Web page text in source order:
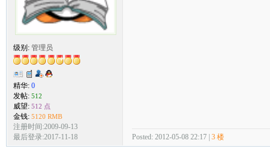
级别: 管理员
精华: 0
发帖: 512
威望: 512 点
金钱: 5120 RMB
注册时间:2009-09-13
最后登录:2017-11-18
Posted: 2012-05-08 22:17 | 3 楼